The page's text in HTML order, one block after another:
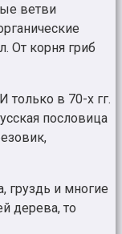
ветви
От корня гриб
только в 70-х гг.
пословица
груздь и многие
дерева, то